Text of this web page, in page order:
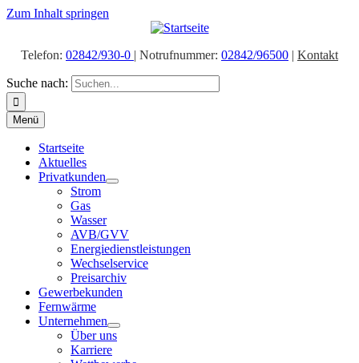
Zum Inhalt springen
Telefon: 02842/930-0 | Notrufnummer: 02842/96500 | Kontakt
Suche nach:
Menü
Startseite
Aktuelles
Privatkunden
Strom
Gas
Wasser
AVB/GVV
Energiedienstleistungen
Wechselservice
Preisarchiv
Gewerbekunden
Fernwärme
Unternehmen
Über uns
Karriere